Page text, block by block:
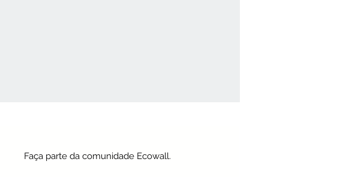
Faça parte da comunidade Ecowall.